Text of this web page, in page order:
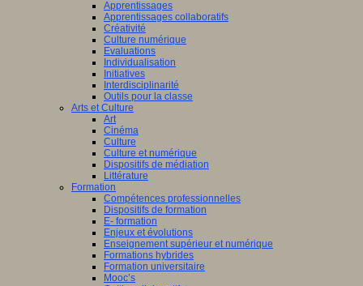
Apprentissages
Apprentissages collaboratifs
Créativité
Culture numérique
Evaluations
Individualisation
Initiatives
Interdisciplinarité
Outils pour la classe
Arts et Culture
Art
Cinéma
Culture
Culture et numérique
Dispositifs de médiation
Littérature
Formation
Compétences professionnelles
Dispositifs de formation
E- formation
Enjeux et évolutions
Enseignement supérieur et numérique
Formations hybrides
Formation universitaire
Mooc’s